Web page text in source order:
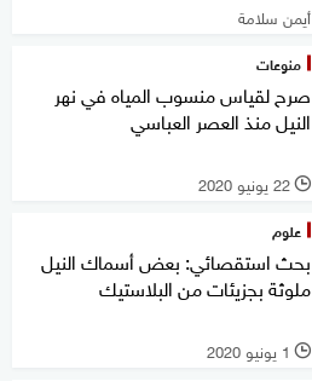
أيمن سلامة
منوعات
صرح لقياس منسوب المياه في نهر
النيل منذ العصر العباسي
l 22 يونيو 2020
علوم
بحث استقصائي: بعض أسماك النيل
ملوثة بجزيئات من البلاستيك
l 1 يونيو 2020